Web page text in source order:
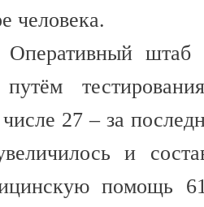
человека.
Оперативный
путём
27 – за
и
помощь